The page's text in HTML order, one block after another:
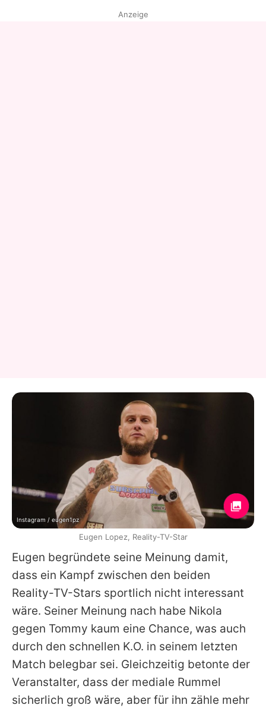
Eugen begründete seine Meinung damit,
dass ein Kampf zwischen den beiden
Reality-TV-Stars sportlich nicht interessant
wäre. Seiner Meinung nach habe Nikola
gegen Tommy kaum eine Chance, was auch
durch den schnellen K.O. in seinem letzten
Match belegbar sei. Gleichzeitig betonte der
Veranstalter, dass der mediale Rummel
sicherlich groß wäre, aber für ihn zähle mehr
Anzeige
Instagram / eugen1pz
Eugen Lopez, Reality-TV-Star